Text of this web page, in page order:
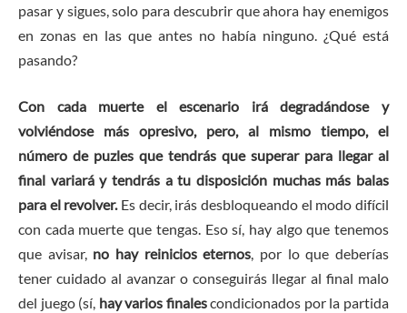
pasar y sigues, solo para descubrir que ahora hay enemigos
en zonas en las que antes no había ninguno. ¿Qué está
pasando?
Con cada muerte el escenario irá degradándose y
volviéndose más opresivo, pero, al mismo tiempo, el
número de puzles que tendrás que superar para llegar al
final variará y tendrás a tu disposición muchas más balas
para el revolver.Es decir, irás desbloqueando el modo difícil
con cada muerte que tengas. Eso sí, hay algo que tenemos
que avisar, no hay reinicios eternos, por lo que deberías
tener cuidado al avanzar o conseguirás llegar al final malo
del juego (sí, hay varios finalescondicionados por la partida